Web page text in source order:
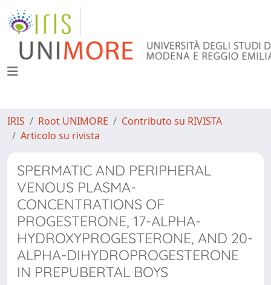
IRIS Root UNIMORE
Contributo su RIVISTA
Articolo su rivista
SPERMATIC AND PERIPHERAL
VENOUS PLASMA-
CONCENTRATIONS OF
PROGESTERONE, 17-ALPHA-
HYDROXYPROGESTERONE, AND 20-
ALPHA-DIHYDROPROGESTERONE
IN PREPUBERTAL BOYS